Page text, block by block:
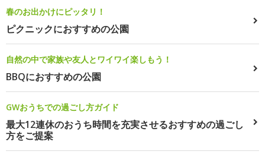
春のお出かけにピッタリ！
ピクニックにおすすめの公園
自然の中で家族や友人とワイワイ楽しもう！
BBQにおすすめの公園
GWおうちでの過ごし方ガイド
最大12連休のおうち時間を充実させるおすすめの過ごし
方をご提案